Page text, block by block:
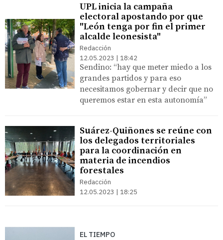
UPL inicia la campaña
electoral apostando por que
"León tenga por fin el primer
alcalde leonesista"
Redacción
12.05.2023 | 18:42
Sendino: “hay que meter miedo a los
grandes partidos y para eso
necesitamos gobernar y decir que no
queremos estar en esta autonomía”
Suárez-Quiñones se reúne con
los delegados territoriales
para la coordinación en
materia de incendios
forestales
Redacción
12.05.2023 | 18:25
EL TIEMPO